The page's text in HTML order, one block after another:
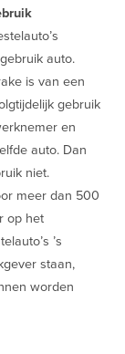
auto.
is van een
gebruik
en
auto. Dan
niet.
meer dan 500
op het
’s
staan,
worden